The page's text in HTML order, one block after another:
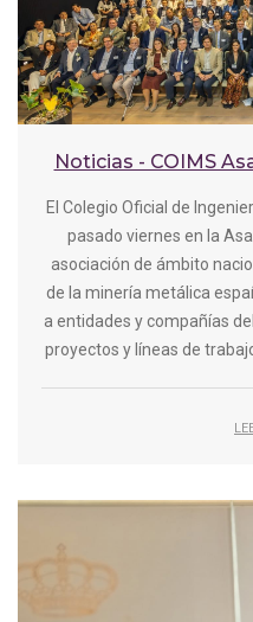
Noticias - COIMS
El Colegio Oficial de
pasado viernes en la
asociación de ámbito
de la minería metálica
a entidades y compañías
proyectos y líneas de